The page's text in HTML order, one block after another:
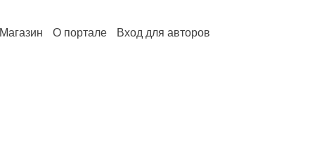
Магазин О портале Вход для авторов